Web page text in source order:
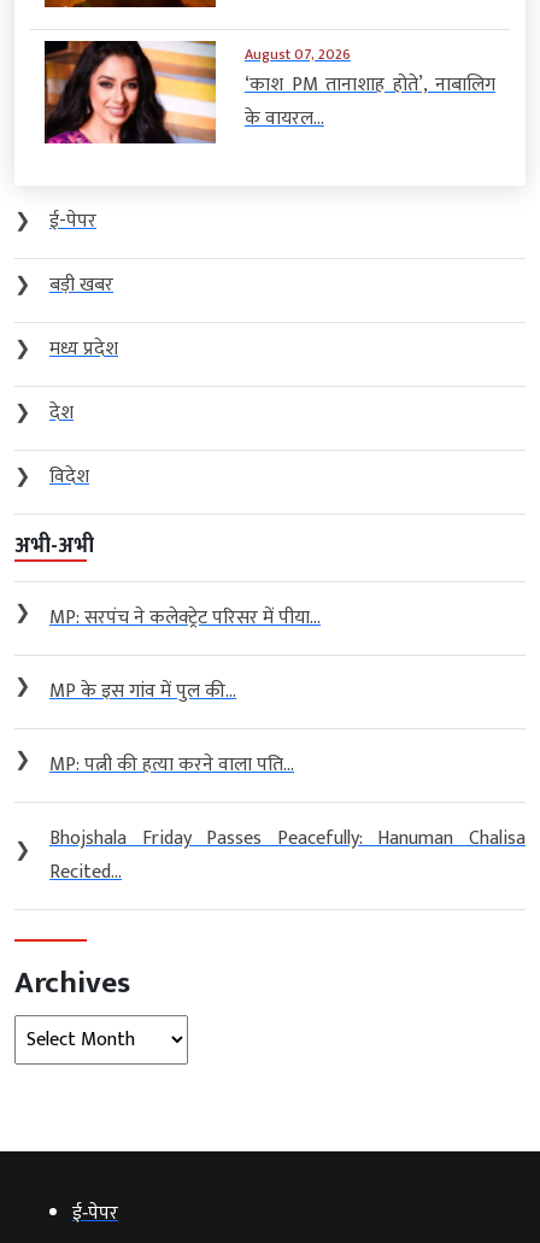
August 07, 2026
‘काश PM तानाशाह होते’, नाबालिग
के वायरल...
❯
ई-पेपर
❯
बड़ी खबर
❯
मध्य प्रदेश
❯
देश
❯
विदेश
अभी-अभी
❯ MP: सरपंच ने कलेक्ट्रेट परिसर में पीया...
❯ MP के इस गांव में पुल की...
❯ MP: पत्नी की हत्या करने वाला पति...
❯
Bhojshala Friday Passes Peacefully: Hanuman Chalisa
Recited...
Archives
Archives
ई‑पेपर